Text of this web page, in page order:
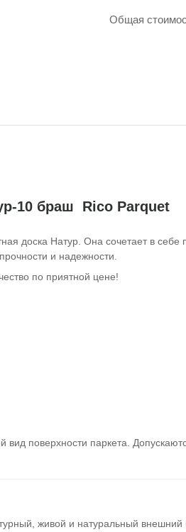
Общая
10 браш Rico Parquet
доска Натур. Она сочетает в
и надежности.
по приятной цене!
вид поверхности паркета.
живой и натуральный внешний